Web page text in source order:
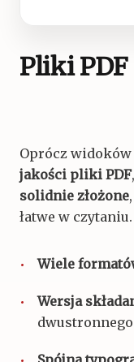
Pliki
Oprócz
jakości pliki PDF
solidnie złożone,
łatwe w czytaniu.
Wiele
Wersja